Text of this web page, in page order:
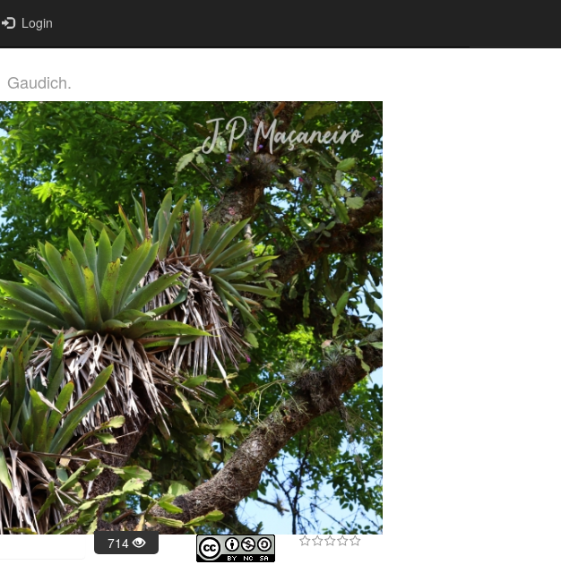
Login
Gaudich.
714